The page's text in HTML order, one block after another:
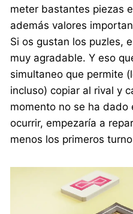
meter bastantes piezas
además valores
Si os gustan los puzles,
muy agradable. Y eso
simultaneo que permite
incluso) copiar al rival y
momento no se ha dado
ocurrir, empezaría a
menos los primeros